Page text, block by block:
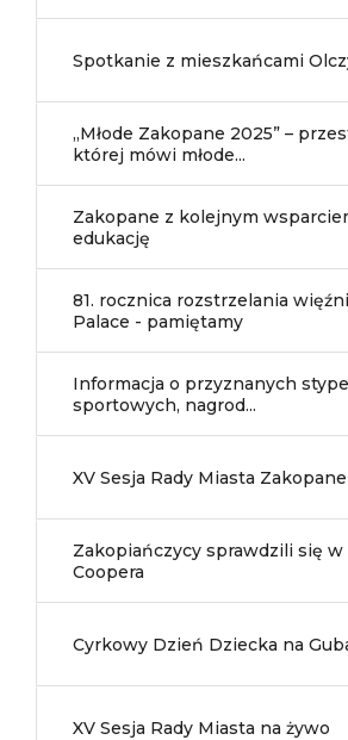
Spotkanie z mieszkańcami
„Młode Zakopane 2025” –
której mówi młode...
Zakopane z kolejnym
edukację
81. rocznica rozstrzelania
Palace - pamiętamy
Informacja o przyznanych
sportowych, nagrod...
XV Sesja Rady Miasta Zakopane
Zakopiańczycy sprawdzili się w
Coopera
Cyrkowy Dzień Dziecka na
XV Sesja Rady Miasta na żywo